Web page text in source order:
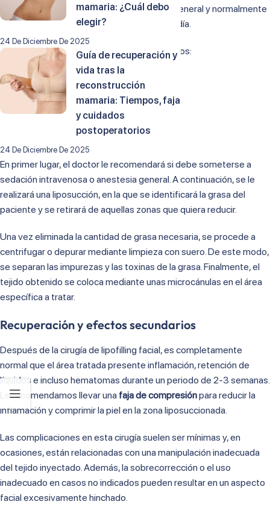
anestesia local
sedacióno bajo anestesia general y normalmente
el paciente puede volver a casa ese mismo día.
Antes de la cirugía de lipofilling le aconsejamos:
Hidratación tópica de la zona a tratar.
Medicamentos para después de la cirugía.
Que deje de fumar inmediatamente.
Que evite tomar aspirina.
Cirugía lipofilling Barcelona
En primer lugar, el doctor le recomendará si debe someterse a
sedación intravenosa o anestesia general. A continuación, se le
realizará una liposucción, en la que se identificará la grasa del
paciente y se retirará de aquellas zonas que quiera reducir.
Una vez eliminada la cantidad de grasa necesaria, se procede a
centrifugar o depurar mediante limpieza con suero. De este modo,
se separan las impurezas y las toxinas de la grasa. Finalmente, el
tejido obtenido se coloca mediante unas microcánulas en el área
específica a tratar.
Recuperación y efectos secundarios
Después de la cirugía de lipofilling facial, es completamente
normal que el área tratada presente inflamación, retención de
líquidos e incluso hematomas durante un periodo de 2-3 semanas.
Le recomendamos llevar una faja de compresiónpara reducir la
inflamación y comprimir la piel en la zona liposuccionada.
Las complicaciones en esta cirugía suelen ser mínimas y, en
ocasiones, están relacionadas con una manipulación inadecuada
del tejido inyectado. Además, la sobrecorrección o el uso
inadecuado en casos no indicados pueden resultar en un aspecto
facial excesivamente hinchado.
mamaria: ¿Cuál debo
elegir?
24 De Diciembre De 2025
Guía de recuperación y
vida tras la
reconstrucción
mamaria: Tiempos, faja
y cuidados
postoperatorios
24 De Diciembre De 2025